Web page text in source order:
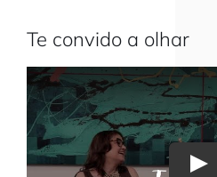
Te convido a olhar
Play